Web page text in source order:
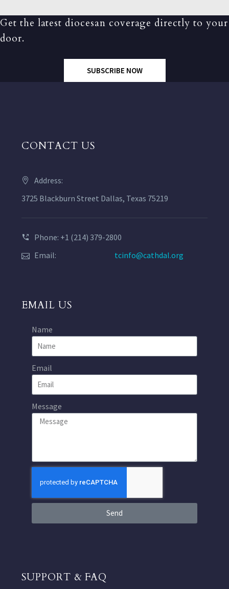
Get the latest diocesan coverage directly to your
door.
SUBSCRIBE NOW
CONTACT US
Address:
3725 Blackburn Street Dallas, Texas 75219
Phone: +1 (214) 379-2800
Email:
tcinfo@cathdal.org
EMAIL US
Name
Email
Message
Send
SUPPORT & FAQ